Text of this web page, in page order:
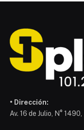
• Dirección:
Av. 16 de Julio, N°